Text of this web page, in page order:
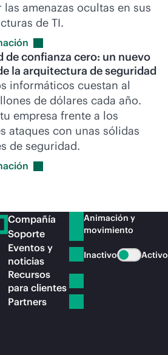
las amenazas ocultas en sus
de TI.
de confianza cero: un nuevo
la arquitectura de seguridad
informáticos cuestan al
de dólares cada año.
empresa frente a los
ataques con unas sólidas
de seguridad.
Compañía
Soporte
Eventos y
noticias
Recursos
para clientes
Partners
Animación y
movimiento
Inactivo Activo